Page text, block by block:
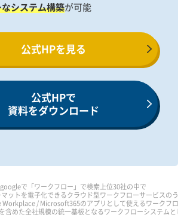
システム構築が可能
公式HPを見る
公式HPで
資料をダウンロード
googleで「ワークフロー」で検索上位30社の中で
ットを電子化できるクラウド型ワークフローサービスのう
/ Microsoft365のアプリとして使えるワークフロー
めた全社規模の統一基板となるワークフローシステムと